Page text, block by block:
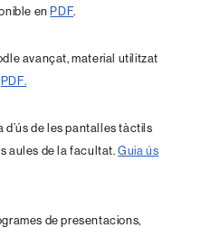
enPDF.
avançat, material utilitzat
PDF.
d’ús de les pantalles tàctils
aules de la facultat.Guia ús
de presentacions,